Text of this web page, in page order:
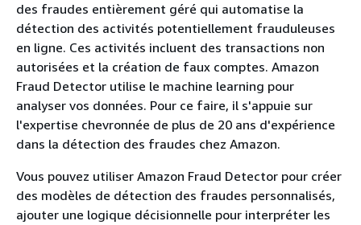
des fraudes entièrement géré qui automatise la
détection des activités potentiellement frauduleuses
en ligne. Ces activités incluent des transactions non
autorisées et la création de faux comptes. Amazon
Fraud Detector utilise le machine learning pour
analyser vos données. Pour ce faire, il s'appuie sur
l'expertise chevronnée de plus de 20 ans d'expérience
dans la détection des fraudes chez Amazon.
Vous pouvez utiliser Amazon Fraud Detector pour créer
des modèles de détection des fraudes personnalisés,
ajouter une logique décisionnelle pour interpréter les